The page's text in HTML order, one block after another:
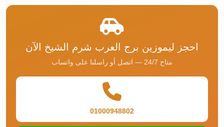
احجز ليموزين برج العرب شرم الشيخ الآن
متاح 24/7 — اتصل أو راسلنا على واتساب
01000948802